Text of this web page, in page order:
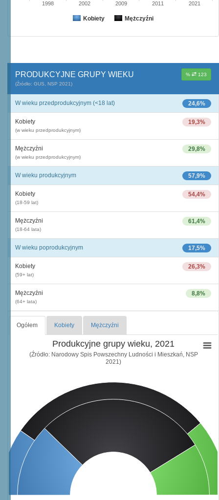
Kobiety Mężczyźni
1998 2002 2009 2011 2021
% 123
PRODUKCYJNE GRUPY WIEKU
(Źródło: GUS, NSP 2021)
24,6%
W wieku przedprodukcyjnym (<18 lat)
19,3%
Kobiety
(w wieku przedprodukcyjnym)
29,8%
Mężczyźni
(w wieku przedprodukcyjnym)
57,9%
W wieku produkcyjnym
54,4%
Kobiety
(18-59 lat)
61,4%
Mężczyźni
(18-64 lata)
17,5%
W wieku poprodukcyjnym
26,3%
Kobiety
(59+ lat)
8,8%
Mężczyźni
(64+ lata)
Ogółem Kobiety Mężczyźni
Produkcyjne grupy wieku, 2021
(Źródło: Narodowy Spis Powszechny Ludności i Mieszkań, NSP
2021)